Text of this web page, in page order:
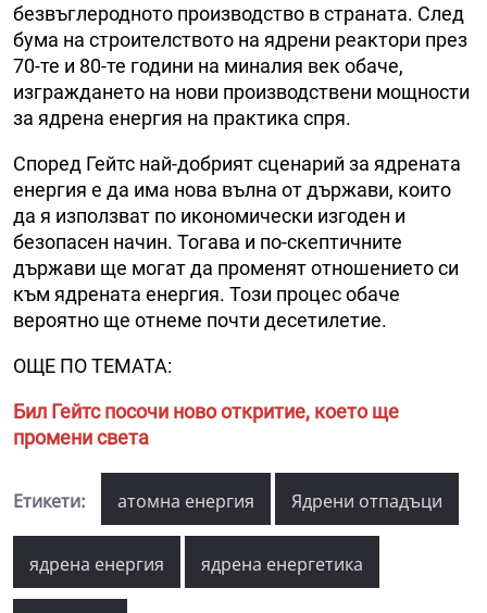
безвъглеродното производство в страната. След
бума на строителството на ядрени реактори през
70-те и 80-те години на миналия век обаче,
изграждането на нови производствени мощности
за ядрена енергия на практика спря.
Според Гейтс най-добрият сценарий за ядрената
енергия е да има нова вълна от държави, които
да я използват по икономически изгоден и
безопасен начин. Тогава и по-скептичните
държави ще могат да променят отношението си
към ядрената енергия. Този процес обаче
вероятно ще отнеме почти десетилетие.
ОЩЕ ПО ТЕМАТА:
Бил Гейтс посочи ново откритие, което ще
промени света
Етикети: атомна енергия Ядрени отпадъци
ядрена енергия ядрена енергетика